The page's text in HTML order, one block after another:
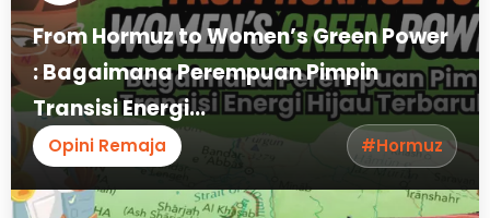
From Hormuz to Women’s Green Power
: Bagaimana Perempuan Pimpin
Transisi Energi...
Opini Remaja #Hormuz